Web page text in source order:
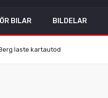
BILAR BILDELAR
laste kartautod